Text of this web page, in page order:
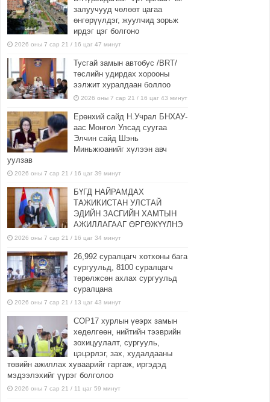
залуучууд чөлөөт цагаа
өнгөрүүлдэг, жуулчид зорьж
ирдэг цэг болгоно
2026 оны 7 сар 21 / 16 цаг 47 минут
Тусгай замын автобус /BRT/
төслийн удирдах хорооны
ээлжит хуралдаан боллоо
2026 оны 7 сар 21 / 16 цаг 43 минут
Ерөнхий сайд Н.Учрал БНХАУ-
аас Монгол Улсад суугаа
Элчин сайд Шэнь
Миньжюанийг хүлээн авч
уулзав
2026 оны 7 сар 21 / 16 цаг 39 минут
БҮГД НАЙРАМДАХ
ТАЖИКИСТАН УЛСТАЙ
ЭДИЙН ЗАСГИЙН ХАМТЫН
АЖИЛЛАГААГ ӨРГӨЖҮҮЛНЭ
2026 оны 7 сар 21 / 16 цаг 34 минут
26,992 суралцагч хотхоны бага
сургуульд, 8100 суралцагч
төрөлжсөн ахлах сургуульд
суралцана
2026 оны 7 сар 21 / 13 цаг 43 минут
COP17 хурлын үеэрх замын
хөдөлгөөн, нийтийн тээврийн
зохицуулалт, сургууль,
цэцэрлэг, зах, худалдааны
төвийн ажиллах хуваарийг гаргаж, иргэдэд
мэдээлэхийг үүрэг болголоо
2026 оны 7 сар 21 / 11 цаг 59 минут